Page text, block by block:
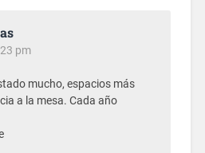
pm
mucho, espacios más
a la mesa. Cada año